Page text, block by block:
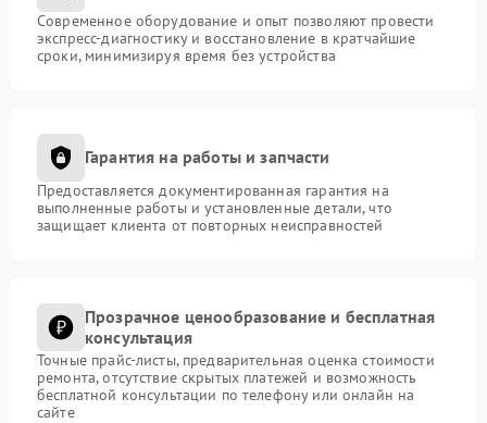
Современное оборудование и опыт позволяют провести
экспресс-диагностику и восстановление в кратчайшие
сроки, минимизируя время без устройства
Гарантия на работы и запчасти
Предоставляется документированная гарантия на
выполненные работы и установленные детали, что
защищает клиента от повторных неисправностей
Прозрачное ценообразование и бесплатная
консультация
Точные прайс-листы, предварительная оценка стоимости
ремонта, отсутствие скрытых платежей и возможность
бесплатной консультации по телефону или онлайн на
сайте